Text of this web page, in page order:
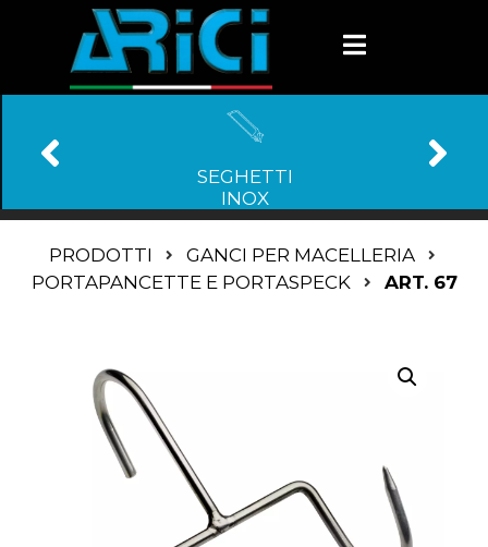
SEGHETTI
INOX
PRODOTTI
GANCI PER MACELLERIA
PORTAPANCETTE E PORTASPECK
ART. 67